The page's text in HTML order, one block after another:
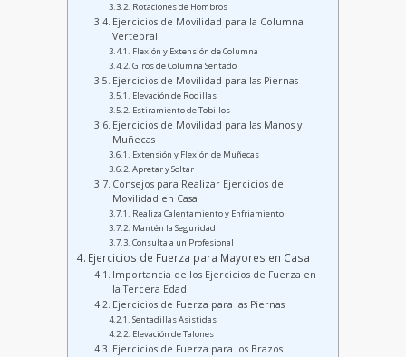
Rotaciones de Hombros
Ejercicios de Movilidad para la Columna
Vertebral
Flexión y Extensión de Columna
Giros de Columna Sentado
Ejercicios de Movilidad para las Piernas
Elevación de Rodillas
Estiramiento de Tobillos
Ejercicios de Movilidad para las Manos y
Muñecas
Extensión y Flexión de Muñecas
Apretar y Soltar
Consejos para Realizar Ejercicios de
Movilidad en Casa
Realiza Calentamiento y Enfriamiento
Mantén la Seguridad
Consulta a un Profesional
Ejercicios de Fuerza para Mayores en Casa
Importancia de los Ejercicios de Fuerza en
la Tercera Edad
Ejercicios de Fuerza para las Piernas
Sentadillas Asistidas
Elevación de Talones
Ejercicios de Fuerza para los Brazos